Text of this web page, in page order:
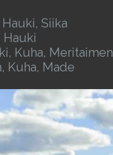
Siika
Hauki
Kuha, Meritaimen
Kuha, Made